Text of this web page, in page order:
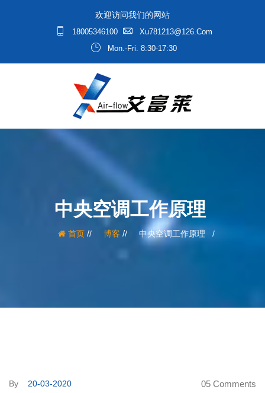
欢迎访问我们的网站
18005346100
Xu781213@126.com
Mon.-Fri. 8:30-17:30
中央空调工作原理
首页/ 博客 / 中央空调工作原理
By 20-03-2020 05 Comments